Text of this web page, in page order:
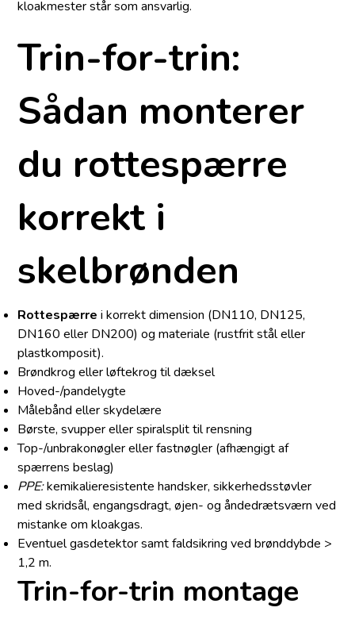
kloakmester står som ansvarlig.
Trin-for-trin:
Sådan monterer
du rottespærre
korrekt i
skelbrønden
Rottespærre i korrekt dimension (DN110, DN125,
DN160 eller DN200) og materiale (rustfrit stål eller
plastkomposit).
Brøndkrog eller løftekrog til dæksel
Hoved-/pandelygte
Målebånd eller skydelære
Børste, svupper eller spiralsplit til rensning
Top-/unbrakonøgler eller fastnøgler (afhængigt af
spærrens beslag)
PPE:kemikalieresistente handsker, sikkerhedsstøvler
med skridsål, engangsdragt, øjen- og åndedrætsværn ved
mistanke om kloakgas.
Eventuel gasdetektor samt faldsikring ved brønddybde >
1,2 m.
Trin-for-trin montage